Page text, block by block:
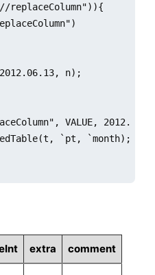
n);
VALUE,
`pt, `month);
extra comment